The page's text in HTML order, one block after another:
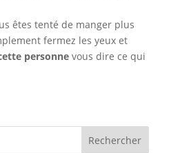
êtes tenté de manger plus
fermez les yeux et
personnevous dire ce qui